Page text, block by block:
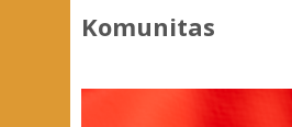
Komunitas